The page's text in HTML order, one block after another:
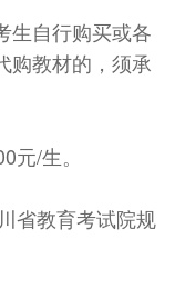
生自行购买或各
购教材的，须承
元/生。
省教育考试院规